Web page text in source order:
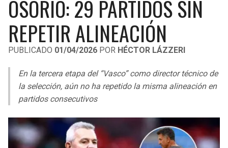
LIGA DE EXPANSIÓN MX
LEAGUES CUP
UEFA EUROPA LEAGUE
UEFA CONFERENCE LEAGUE
MLS
COPA LIBERTADORES
COPA SUDAMERICANA
LIGA BETPLAY
OTRAS LIGAS
RAIDERS
CHARGERS
RAVENS
BROWNS
CAVALIERS
PISTONS
PACERS
HAWKS
OSORIO: 29 PARTIDOS SIN
REPETIR ALINEACIÓN
PUBLICADO 01/04/2026 POR HÉCTOR LÁZZERI
En la tercera etapa del “Vasco” como director técnico de
la selección, aún no ha repetido la misma alineación en
partidos consecutivos